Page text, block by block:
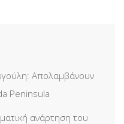
Απολαμβάνουν
Peninsula
ανάρτηση του